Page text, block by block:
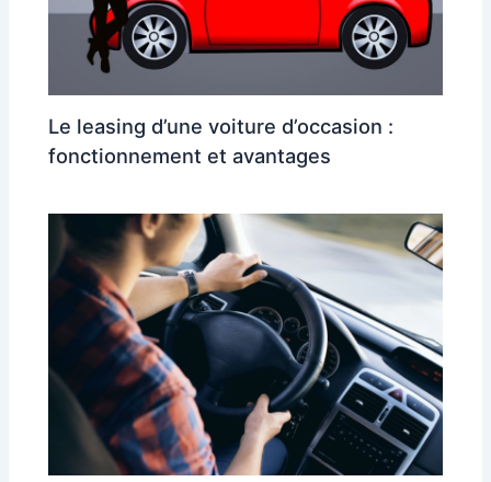
Le leasing d’une voiture d’occasion :
fonctionnement et avantages